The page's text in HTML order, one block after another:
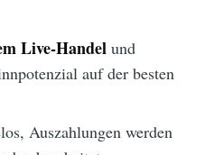
Live-Handelund
auf der besten
Auszahlungen werden